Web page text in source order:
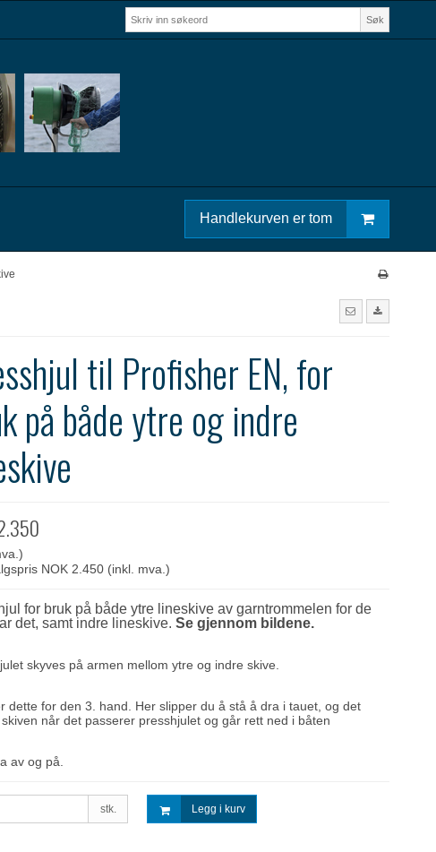
Søk
Handlekurven er tom
til Profisher EN, for
på både ytre og indre
NOK 2.450 (inkl. mva.)
for bruk på både ytre lineskive av garntrommelen for de
det, samt indre lineskive.Se gjennom bildene.
skyves på armen mellom ytre og indre skive.
dette for den 3. hand. Her slipper du å stå å dra i tauet, og det
når det passerer presshjulet og går rett ned i båten
av og på.
stk. Legg i kurv